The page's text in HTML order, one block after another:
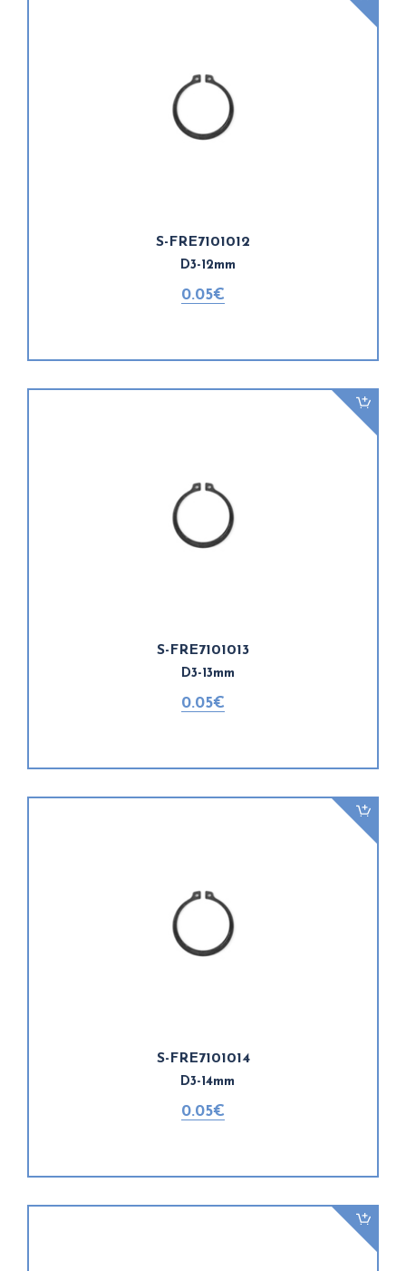
S-FRE7101012
D3-12mm
0.05€
S-FRE7101013
D3-13mm
0.05€
S-FRE7101014
D3-14mm
0.05€